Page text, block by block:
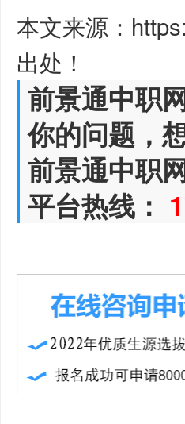
本文来源：
出处！
前景通中职
你的问题，
前景通中职
平台热线：